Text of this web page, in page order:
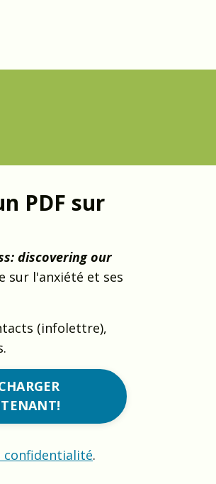
PDF sur
discovering our
sur l'anxiété et ses
(infolettre),
confidentialité.